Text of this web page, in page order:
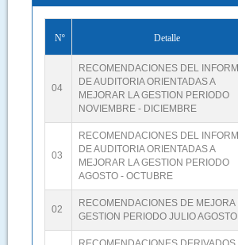
Nº Detalle
04
RECOMENDACIONES DEL
DE AUDITORIA ORIENTADAS A
MEJORAR LA GESTION PERIODO
NOVIEMBRE - DICIEMBRE
03
RECOMENDACIONES DEL
DE AUDITORIA ORIENTADAS A
MEJORAR LA GESTION PERIODO
AGOSTO - OCTUBRE
02
RECOMENDACIONES DE MEJORA
GESTION PERIODO JULIO AGOSTO